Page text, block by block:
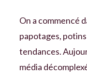
On a commencé
papotages,
tendances.
média